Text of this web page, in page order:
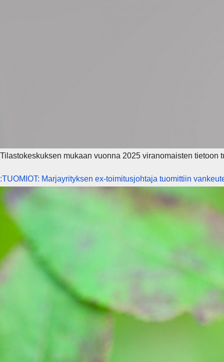
Tilastokeskuksen mukaan vuonna 2025 viranomaisten
:TUOMIOT: Marjayrityksen ex-toimitusjohtaja tuomittiin